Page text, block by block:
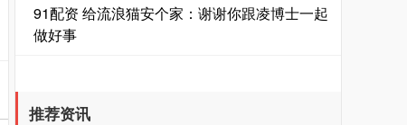
91配资 给流浪猫安个家：谢谢你跟凌博士一起
做好事
推荐资讯